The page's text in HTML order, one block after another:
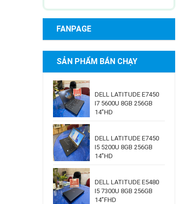
FANPAGE
SẢN PHẨM BÁN CHẠY
DELL LATITUDE E7450
I7 5600U 8GB 256GB
14”HD
DELL LATITUDE E7450
I5 5200U 8GB 256GB
14”HD
DELL LATITUDE E5480
I5 7300U 8GB 256GB
14”FHD